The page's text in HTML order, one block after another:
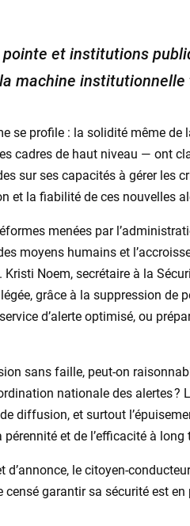
et institutions
machine institutionnelle
se profile : la solidité même de
cadres de haut niveau — ont
sur ses capacités à gérer les
et la fiabilité de ces nouvelles
menées par
moyens humains et
Noem, secrétaire à la
grâce à la suppression de
d’alerte optimisé, ou
sans faille, peut-on
nationale des alertes ?
diffusion, et surtout
et de l’efficacité à
d’annonce, le citoyen-
garantir sa sécurité est